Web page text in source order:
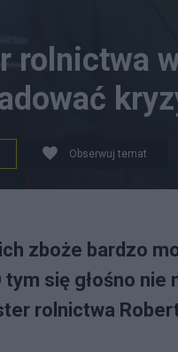
rolnictwa
Obserwuj temat
zboże bardzo
się głośno
rolnictwa